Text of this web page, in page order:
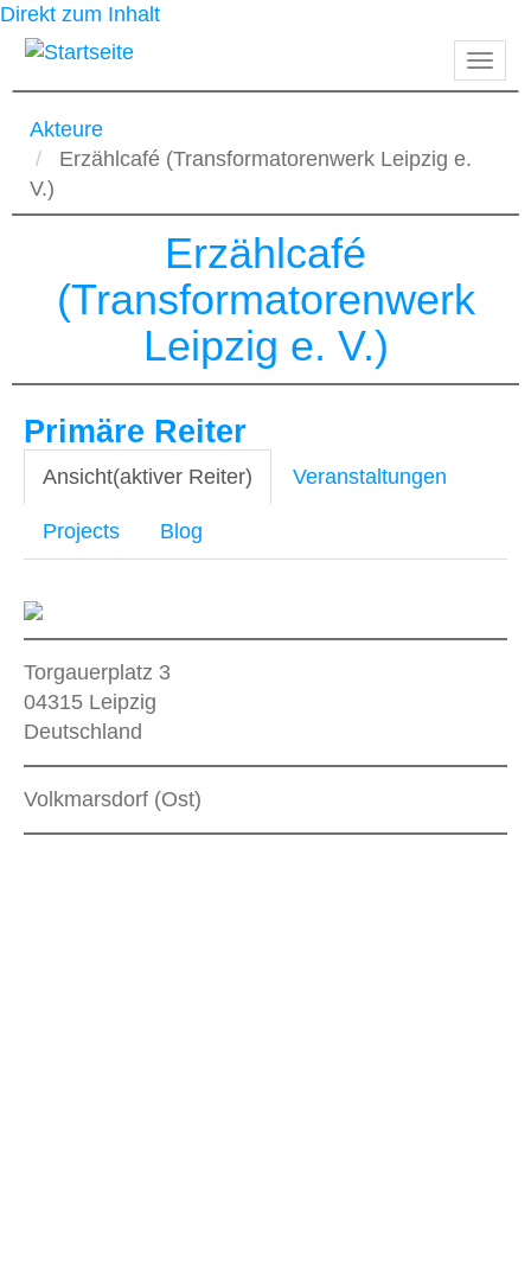
Direkt zum Inhalt
Akteure
Erzählcafé (Transformatorenwerk Leipzig e.
V.)
Erzählcafé
(Transformatorenwerk
Leipzig e. V.)
Primäre Reiter
Ansicht(aktiver Reiter) Veranstaltungen
Projects Blog
Torgauerplatz 3
04315 Leipzig
Deutschland
Volkmarsdorf (Ost)